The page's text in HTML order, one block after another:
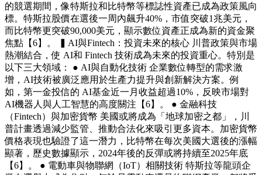
的競選期間，像特斯拉和比特幣等標誌性資產已成為政策風向
標。特斯拉股價在選後一周內飆升40%，市值突破1兆美元，
而比特幣更突破90,000美元，顯示數位資產正成為新的資金聚
焦點【6】。 ▍AI與Fintech：投資未來的核心 川普政策與市場
熱潮結合，使 AI和 Fintech 技術成為未來的投資重心。特別是
以下三大領域： ● AI與自動化技術 企業數位轉型的需求激
增，AI技術被廣泛應用於生產力提升與創新解決方案。例
如，第一金投信的 AI基金近一月收益超過10%，反映市場對
AI機器人與人工智慧的高度關注【6】。 ● 金融科技
（Fintech）與加密貨幣 美國或將成為「地球加密之都」，川
普計畫透過減少監管、推動合法化來吸引更多資本。加密貨幣
價格表現也驗證了這一潛力，比特幣在每次美國大選後的漲幅
顯著，歷史數據顯示，2024年後的反彈或將持續至2025年底
【6】。 ● 電動車與物聯網（IoT）相關技術 特斯拉等龍頭企